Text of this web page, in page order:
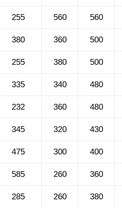
255 560 560
380 360 500
255 380 500
335 340 480
232 360 480
345 320 430
475 300 400
585 260 360
285 260 380